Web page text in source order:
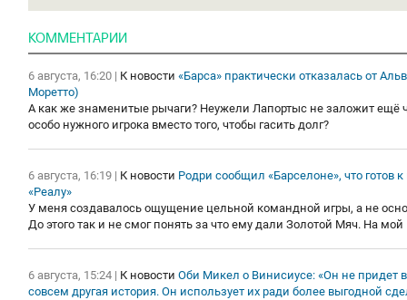
КОММЕНТАРИИ
6 августа, 16:20 | К новости «Барса» практически отказалась от
Моретто)
А как же знаменитые рычаги? Неужели Лапортыс не заложит ещё
особо нужного игрока вместо того, чтобы гасить долг?
6 августа, 16:19 | К новости Родри сообщил «Барселоне», что готов
«Реалу»
У меня создавалось ощущение цельной командной игры, а не
До этого так и не смог понять за что ему дали Золотой Мяч. На
6 августа, 15:24 | К новости Оби Микел о Винисиусе: «Он не придет
совсем другая история. Он использует их ради более выгодной